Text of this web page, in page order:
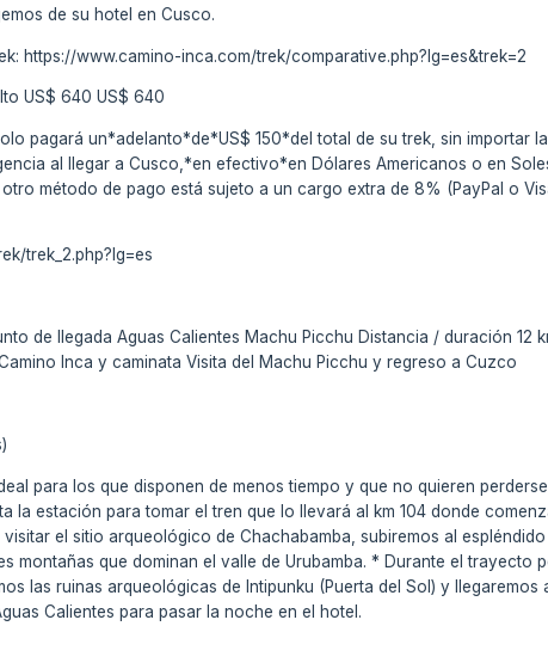
de su hotel en Cusco.
https://www.camino-inca.com/trek/comparative.php?lg=es&trek=2
US$ 640 US$ 640
pagará un*adelanto*de*US$ 150*del total de su trek, sin importar
al llegar a Cusco,*en efectivo*en Dólares Americanos o en
método de pago está sujeto a un cargo extra de 8% (PayPal o
trek_2.php?lg=es
de llegada Aguas Calientes Machu Picchu Distancia / duración 12
Inca y caminata Visita del Machu Picchu y regreso a Cuzco
para los que disponen de menos tiempo y que no quieren
la estación para tomar el tren que lo llevará al km 104 donde
el sitio arqueológico de Chachabamba, subiremos al
montañas que dominan el valle de Urubamba. * Durante el trayecto
las ruinas arqueológicas de Intipunku (Puerta del Sol) y llegaremos
Calientes para pasar la noche en el hotel.